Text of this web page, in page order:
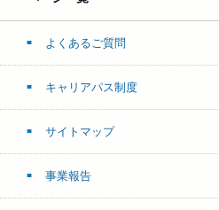
よくあるご質問
キャリアパス制度
サイトマップ
事業報告